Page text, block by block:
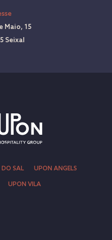
Maio, 15
Seixal
SAL UPON ANGELS
UPON VILA